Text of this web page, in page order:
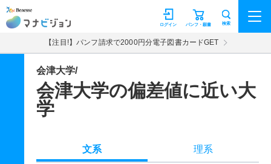
マナビジョン パンフ・願書
ログイン 検索
【注目!】パンフ請求で2000円分電子図書カードGET
会津大学/
会津大学の偏差値に近い大
学
文系 理系